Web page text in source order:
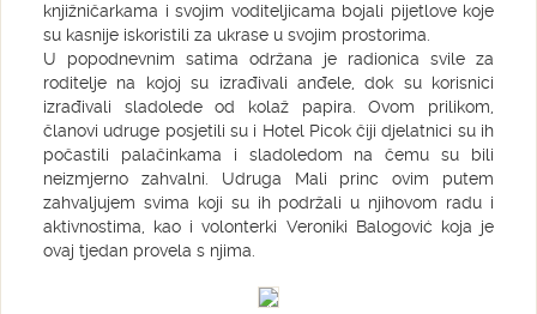
knjižničarkama i svojim voditeljicama bojali pijetlove koje
su kasnije iskoristili za ukrase u svojim prostorima.
U popodnevnim satima održana je radionica svile za
roditelje na kojoj su izrađivali anđele, dok su korisnici
izrađivali sladolede od kolaž papira. Ovom prilikom,
članovi udruge posjetili su i Hotel Picok čiji djelatnici su ih
počastili palačinkama i sladoledom na čemu su bili
neizmjerno zahvalni. Udruga Mali princ ovim putem
zahvaljujem svima koji su ih podržali u njihovom radu i
aktivnostima, kao i volonterki Veroniki Balogović koja je
ovaj tjedan provela s njima.